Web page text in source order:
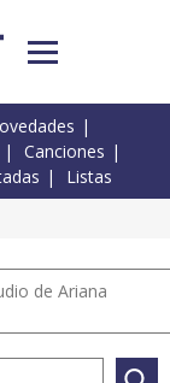
Canciones
Listas
de Ariana